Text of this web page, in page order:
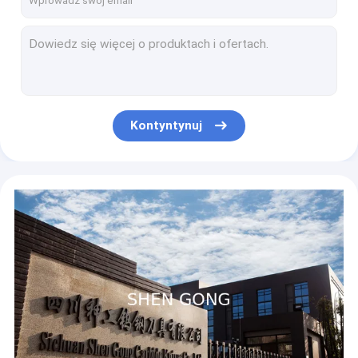
Ostrze do cięcia folii z węglika wolframu HRA90 Dienes Slitter Knife
Konwersja noża tnącego z węglika wolframu do cięcia cienkiej folii 80mm
Ostrze kruszarki z węglika wolframu o wysokiej twardości do maszyn do recyklingu
Cienkowarstwowa żyletka do golenia z folii aluminiowej do cięcia gumy
HRA92 HRA93 końcówki do pił wolframowych Końcówki narzędzi z węglika spiekanego do produkcji pił na zimno
Kontyntynuj